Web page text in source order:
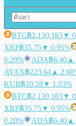
BTC฿2,130,183▼
XRP฿35.75▼ 0.95%
0.20%
ADA฿6.40 ▲
AVAX฿223.64 ▲
KUB฿20.28▼ 1.03%
BTC฿2,130,183▼
XRP฿35.75▼ 0.95%
0.20%
ADA฿6.40 ▲